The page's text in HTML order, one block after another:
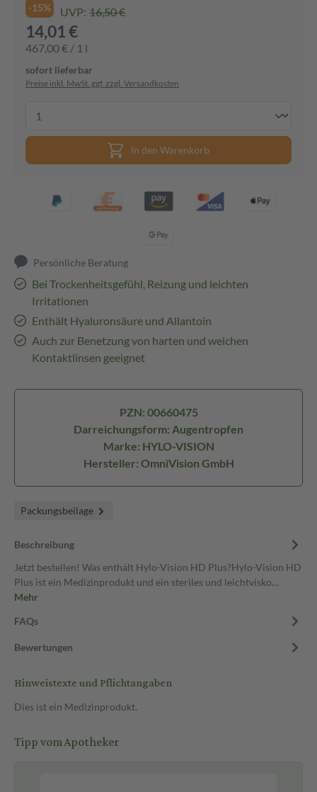
-15% UVP: 16,50 €
14,01 €
467,00 € / 1 l
sofort lieferbar
Preise inkl. MwSt. ggf. zzgl. Versandkosten
In den Warenkorb
Persönliche Beratung
Bei Trockenheitsgefühl, Reizung und leichten
Irritationen
Enthält Hyaluronsäure und Allantoin
Auch zur Benetzung von harten und weichen
Kontaktlinsen geeignet
PZN: 00660475
Darreichungsform: Augentropfen
Marke: HYLO-VISION
Hersteller: OmniVision GmbH
Packungsbeilage
Beschreibung
Jetzt bestellen! Was enthält Hylo-Vision HD Plus?Hylo-Vision HD
Plus ist ein Medizinprodukt und ein steriles und leichtvisko…
Mehr
FAQs
Bewertungen
Hinweistexte und Pflichtangaben
Dies ist ein Medizinprodukt.
Tipp vom Apotheker